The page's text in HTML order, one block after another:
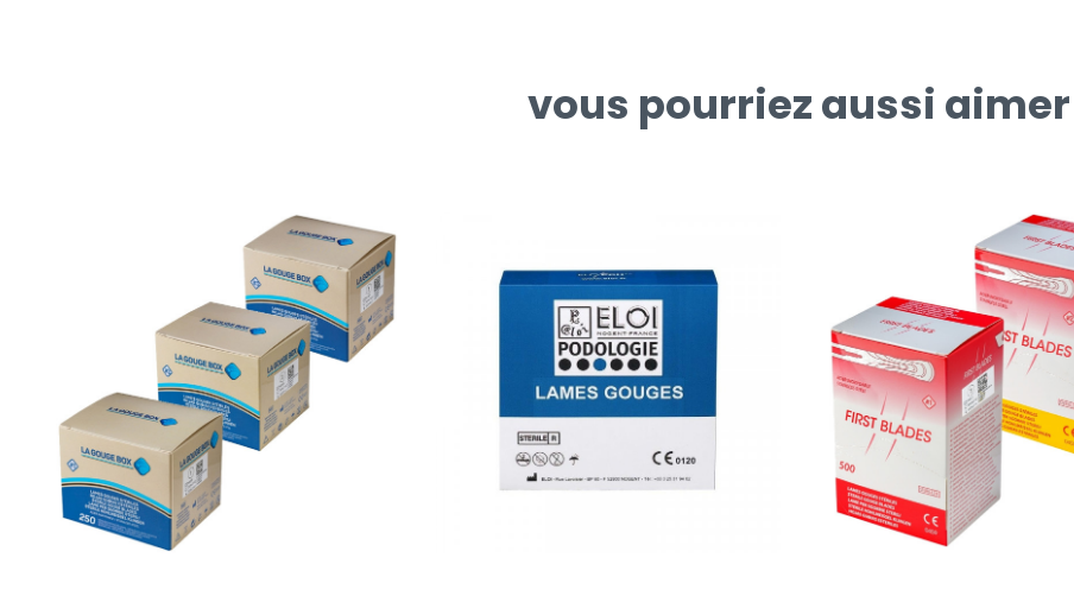
vous pourriez aussi aimer